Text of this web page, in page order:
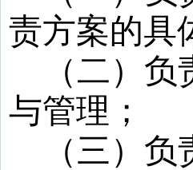
责方案的具
（二） 负
与管理；
（三） 负